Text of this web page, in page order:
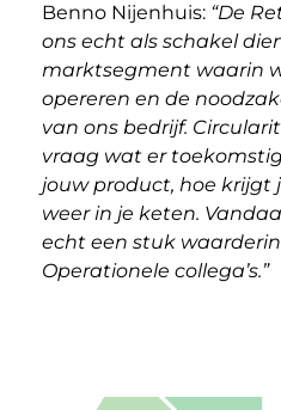
Benno Nijenhuis: “De
ons echt als schakel
marktsegment waarin
opereren en de
van ons bedrijf.
vraag wat er
jouw product, hoe krijgt
weer in je keten.
echt een stuk
Operationele collega’s.”